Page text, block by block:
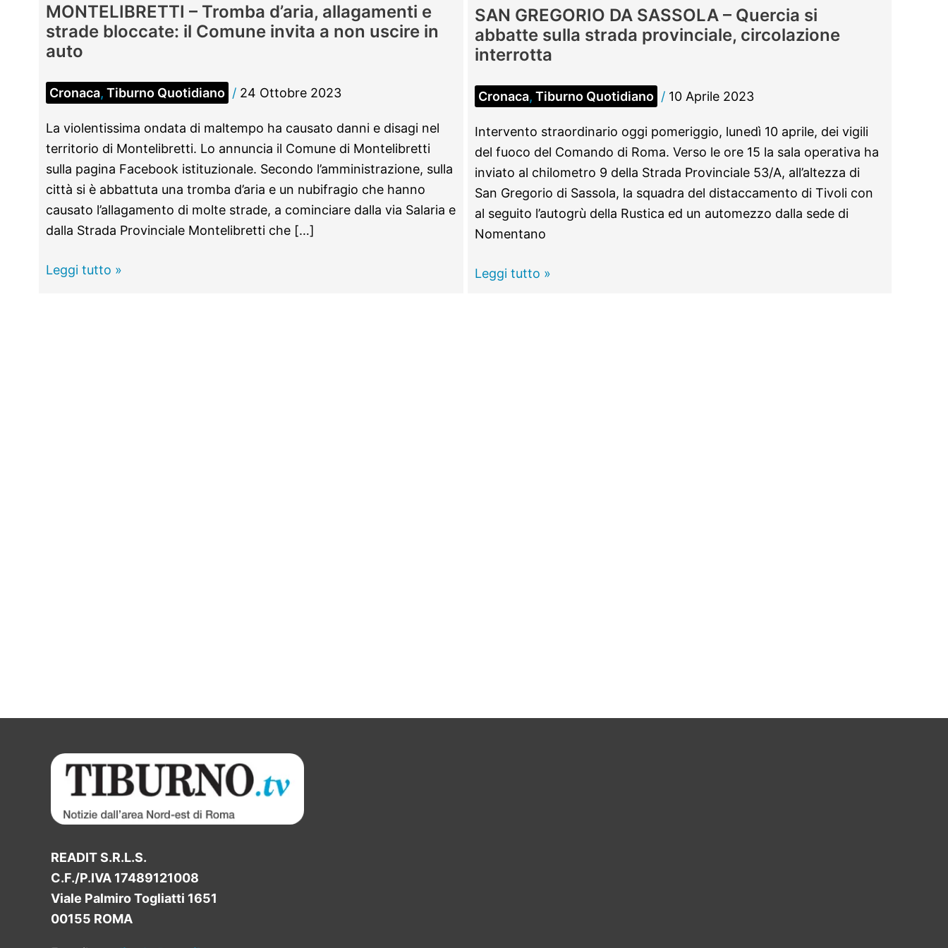
MONTELIBRETTI – Tromba d’aria, allagamenti e
strade bloccate: il Comune invita a non uscire in
auto
Cronaca, Tiburno Quotidiano / 24 Ottobre 2023
La violentissima ondata di maltempo ha causato danni e disagi nel
territorio di Montelibretti. Lo annuncia il Comune di Montelibretti
sulla pagina Facebook istituzionale. Secondo l’amministrazione, sulla
città si è abbattuta una tromba d’aria e un nubifragio che hanno
causato l’allagamento di molte strade, a cominciare dalla via Salaria e
dalla Strada Provinciale Montelibretti che […]
MONTELIBRETTI
Leggi tutto »
SAN GREGORIO DA SASSOLA – Quercia si
abbatte sulla strada provinciale, circolazione
interrotta
Cronaca, Tiburno Quotidiano / 10 Aprile 2023
Intervento straordinario oggi pomeriggio, lunedì 10 aprile, dei vigili
del fuoco del Comando di Roma. Verso le ore 15 la sala operativa ha
inviato al chilometro 9 della Strada Provinciale 53/A, all’altezza di
San Gregorio di Sassola, la squadra del distaccamento di Tivoli con
al seguito l’autogrù della Rustica ed un automezzo dalla sede di
Nomentano
SAN
Leggi tutto »
READIT S.R.L.S.
C.F./P.IVA 17489121008
Viale Palmiro Togliatti 1651
00155 ROMA